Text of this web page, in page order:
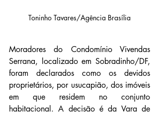
Toninho Tavares/Agência Brasília
Moradores do Condomínio Vivendas
Serrana, localizado em Sobradinho/DF,
foram declarados como os devidos
proprietários, por usucapião, dos imóveis
em que residem no conjunto
habitacional. A decisão é da Vara de